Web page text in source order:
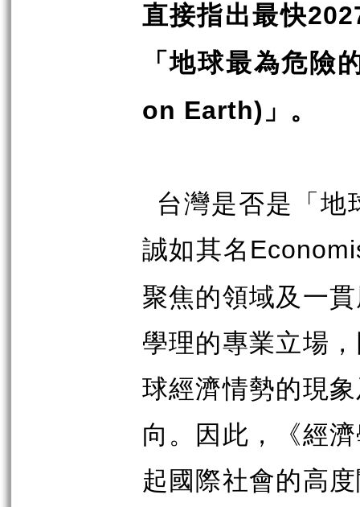
直接指出最快
「地球最為危險
on Earth) 」。
台灣是否是「
誠如其名
聚焦的領域及一
學理的專業立場
球經濟情勢的現
向。因此，《經
起國際社會的高